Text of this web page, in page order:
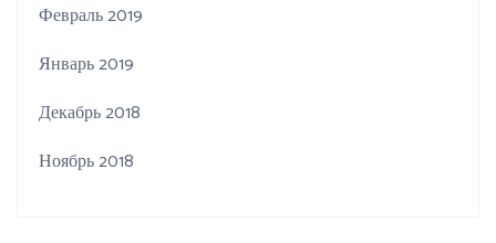
Февраль 2019
Январь 2019
Декабрь 2018
Ноябрь 2018